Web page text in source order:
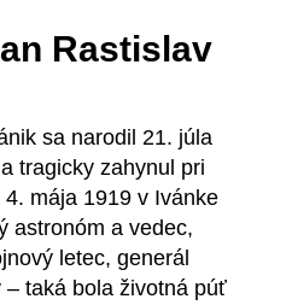
Rastislav
sa narodil 21. júla
tragicky zahynul pri
mája 1919 v Ivánke
astronóm a vedec,
letec, generál
– taká bola životná púť